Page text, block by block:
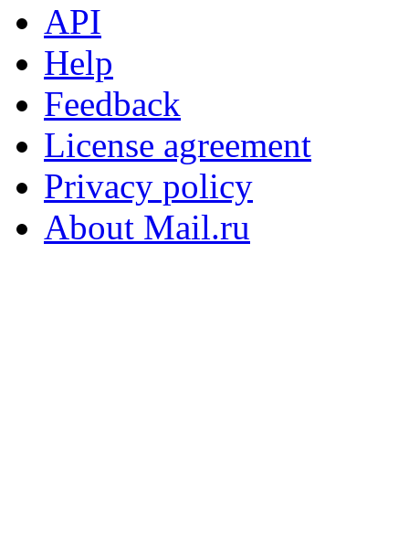
API
Help
Feedback
License agreement
Privacy policy
About Mail.ru